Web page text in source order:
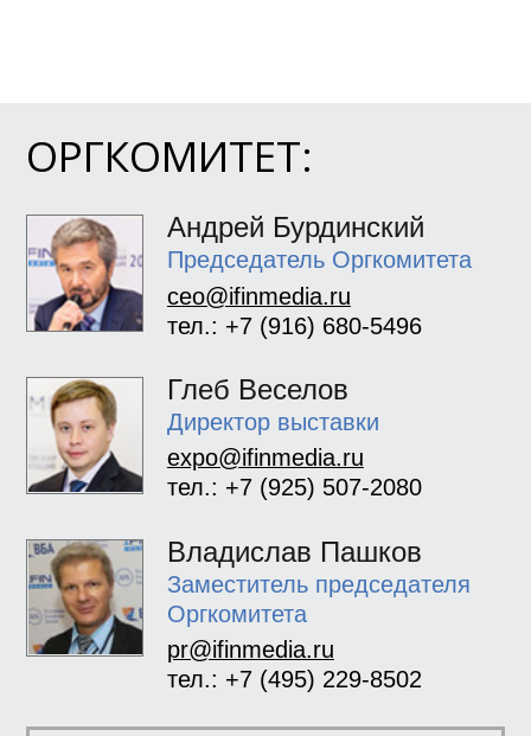
ОРГКОМИТЕТ:
Андрей Бурдинский
Председатель Оргкомитета
ceo@ifinmedia.ru
тел.: +7 (916) 680-5496
Глеб Веселов
Директор выставки
expo@ifinmedia.ru
тел.: +7 (925) 507-2080
Владислав Пашков
Заместитель председателя
Оргкомитета
pr@ifinmedia.ru
тел.: +7 (495) 229-8502